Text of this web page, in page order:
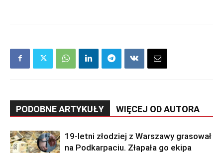
PODOBNE ARTYKUŁY WIĘCEJ OD AUTORA
19-letni złodziej z Warszawy grasował
na Podkarpaciu. Złapała go ekipa